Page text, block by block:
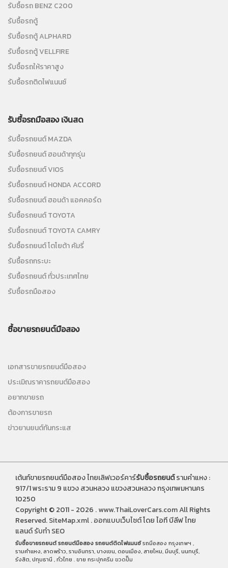
รับซื้อรถ BENZ C200
รับซื้อรถตู้
รับซื้อรถตู้ ALPHARD
รับซื้อรถตู้ VELLFIRE
รับซื้อรถให้ราคาสูง
รับซื้อรถติดไฟแนนซ์
รับซื้อรถมือสอง เงินสด
รับซื้อรถยนต์ MAZDA
รับซื้อรถยนต์ ฮอนด้าทุกรุ่น
รับซื้อรถยนต์ VIOS
รับซื้อรถยนต์ HONDA ACCORD
รับซื้อรถยนต์ ฮอนด้า แอคคอร์ด
รับซื้อรถยนต์ TOYOTA
รับซื้อรถยนต์ TOYOTA CAMRY
รับซื้อรถยนต์ โตโยต้า คัมรี่
รับซื้อรถกระบะ
รับซื้อรถยนต์ ทั่วประเทศไทย
รับซื้อรถมือสอง
ซื้อขายรถยนต์มือสอง
เอกสารขายรถยนต์มือสอง
ประเมิณราคารถยนต์มือสอง
อยากขายรถ
ต้องการขายรถ
ข่าวยานยนต์ทันกระแส
เต้นท์ขายรถยนต์มือสอง ไทยเลิฟเวอร์คาร์รับซื้อรถยนต์รามคำแหง :
917/1 พระราม 9 แขวง สวนหลวง แขวงสวนหลวง กรุงเทพมหานคร
10250
Copyright © 2011 - 2026 .www.ThaiLoverCars.comAll Rights
Reserved.SiteMap.xml.ออกแบบเว็บไซต์โดย ไอที บีลีฟ ไทย
แลนด์รับทำ SEO
รับซื้อขายรถยนต์รถยนต์มือสองรถยนต์ติดไฟแนนซ์รถมือสอง กรุงเทพฯ ,
รามคำแหง, ลาดพร้าว, รามอินทรา, บางเขน, ดอนเมือง, สายไหม, มีนบุรี, นนทบุรี,
รังสิต, ปทุมธานี , ทั่วไทย . ขาย กระปุกครีม ขวดปั๊ม